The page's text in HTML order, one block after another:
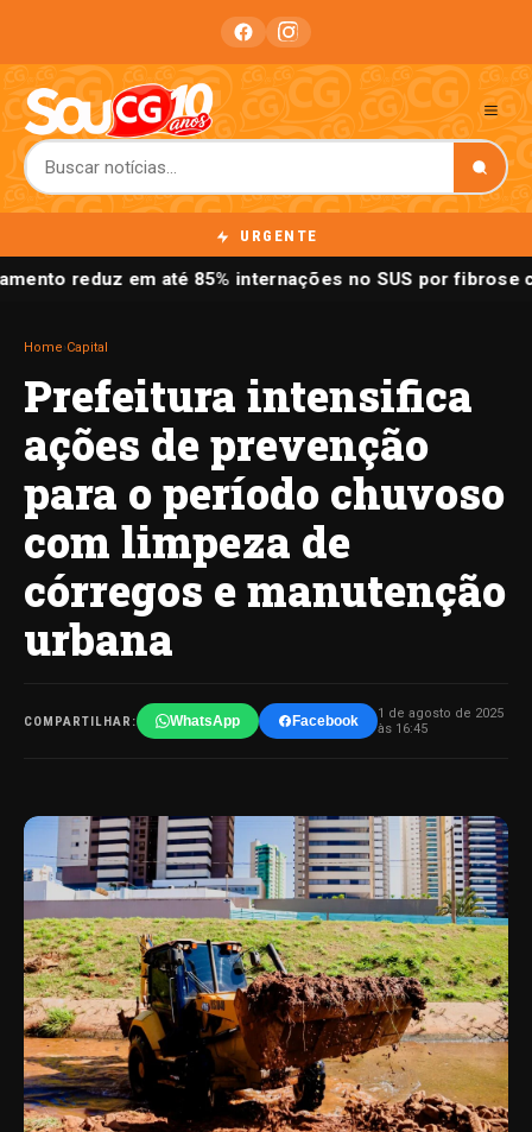
URGENTE
reduz em até 85% internações no SUS por fibrose
Home Capital
Prefeitura intensifica
ações de prevenção
para o período chuvoso
com limpeza de
córregos e manutenção
urbana
COMPARTILHAR: WhatsApp Facebook
1 de agosto de 2025
às 16:45